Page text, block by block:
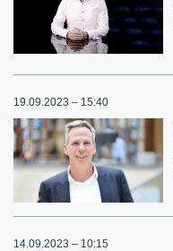
19.09.2023 – 15:40
14.09.2023 – 10:15